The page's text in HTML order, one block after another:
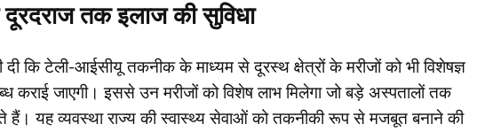
तक इलाज की सुविधा
दी कि टेली-आईसीयू तकनीक के माध्यम से दूरस्थ क्षेत्रों के मरीजों को भी विशेषज्ञ
कराई जाएगी। इससे उन मरीजों को विशेष लाभ मिलेगा जो बड़े अस्पतालों तक
हैं। यह व्यवस्था राज्य की स्वास्थ्य सेवाओं को तकनीकी रूप से मजबूत बनाने की